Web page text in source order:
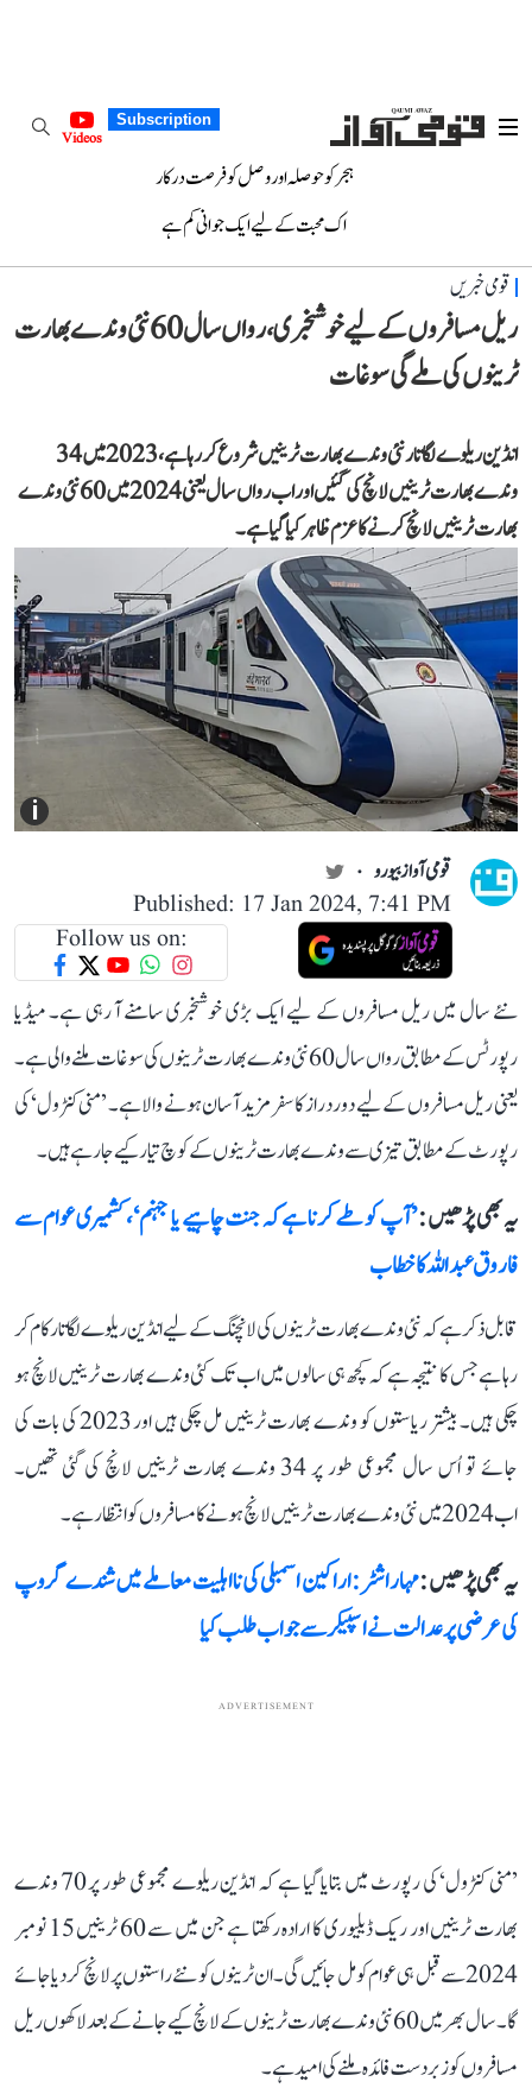
Subscription
Videos
ہجر کو حوصلہ اور وصل کو فرصت درکار
اک محبت کے لیے ایک جوانی کم ہے
قومی خبریں
ریل مسافروں کے لیے خوشخبری، رواں سال 60 نئی وندے بھارت
ٹرینوں کی ملے گی سوغات
انڈین ریلوے لگاتار نئی وندے بھارت ٹرینیں شروع کر رہا ہے، 2023 میں 34
وندے بھارت ٹرینیں لانچ کی گئیں اور اب رواں سال یعنی 2024 میں 60 نئی وندے
بھارت ٹرینیں لانچ کرنے کا عزم ظاہر کیا گیا ہے۔
i
قومی آواز بیورو
Published: 17 Jan 2024, 7:41 PM
Follow us on:
نئے سال میں ریل مسافروں کے لیے ایک بڑی خوشخبری سامنے آ رہی ہے۔ میڈیا
رپورٹس کے مطابق رواں سال 60 نئی وندے بھارت ٹرینوں کی سوغات ملنے والی ہے۔
یعنی ریل مسافروں کے لیے دور دراز کا سفر مزید آسان ہونے والا ہے۔ ’منی کنٹرول‘ کی
رپورٹ کے مطابق تیزی سے وندے بھارت ٹرینوں کے کوچ تیار کیے جا رہے ہیں۔
یہ بھی پڑھیں :’آپ کو طے کرنا ہے کہ جنت چاہیے یا جہنم‘، کشمیری عوام سے
فاروق عبداللہ کا خطاب
قابل ذکر ہے کہ نئی وندے بھارت ٹرینوں کی لانچنگ کے لیے انڈین ریلوے لگاتار کام کر
رہا ہے جس کا نتیجہ ہے کہ کچھ ہی سالوں میں اب تک کئی وندے بھارت ٹرینیں لانچ ہو
چکی ہیں۔ بیشتر ریاستوں کو وندے بھارت ٹرینیں مل چکی ہیں اور 2023 کی بات کی
جائے تو اُس سال مجموعی طور پر 34 وندے بھارت ٹرینیں لانچ کی گئی تھیں۔
اب 2024 میں نئی وندے بھارت ٹرینیں لانچ ہونے کا مسافروں کو انتظار ہے۔
یہ بھی پڑھیں :مہاراشٹر: اراکین اسمبلی کی نااہلیت معاملے میں شندے گروپ
کی عرضی پر عدالت نے اسپیکر سے جواب طلب کیا
ADVERTISEMENT
’منی کنٹرول‘ کی رپورٹ میں بتایا گیا ہے کہ انڈین ریلوے مجموعی طور پر 70 وندے
بھارت ٹرینیں اور ریک ڈیلیوری کا ارادہ رکھتا ہے جن میں سے 60 ٹرینیں 15 نومبر
2024 سے قبل ہی عوام کو مل جائیں گی۔ ان ٹرینوں کو نئے راستوں پر لانچ کر دیا جائے
گا۔ سال بھر میں 60 نئی وندے بھارت ٹرینوں کے لانچ کیے جانے کے بعد لاکھوں ریل
مسافروں کو زبردست فائدہ ملنے کی امید ہے۔